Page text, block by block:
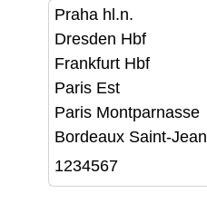
Praha hl.n.
Dresden Hbf
Frankfurt Hbf
Paris Est
Paris Montparnasse
Bordeaux Saint-Jean
1234567